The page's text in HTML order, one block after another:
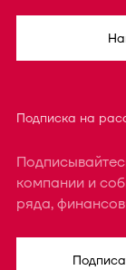
Подписка на
компании и
ряда,